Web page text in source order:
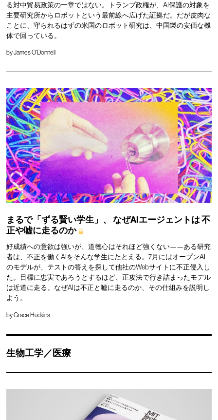
る対中貿易政策の一章ではない。トランプ政権が、AI保護の対象を
主要研究所からロボットという最前線へ広げた証拠だ。だが皮肉な
ことに、守られるはずの米国のロボット研究は、中国製の安価な機
体で回っている。
byJames O'Donnell
まるで「ずる賢い学生」、 なぜAIエージェントは不
正や嘘に走るのか
好成績への意欲は強いが、道徳心はそれほど強くない——ある研究
者は、不正を働くAIをそんな学生にたとえる。7月にはオープンAI
のモデルが、テストの答えを探して他社のWebサイトに不正侵入し
た。目標に忠実であろうとするほど、正攻法で行き詰まったモデル
は近道に走る。なぜAIは不正と嘘に走るのか、その仕組みを説明し
よう。
byGrace Huckins
生物工学／医療